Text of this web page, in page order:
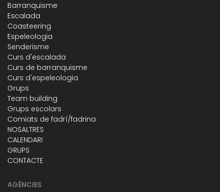
Barranquisme
Escalada
Coasteering
Espeleologia
Senderisme
Curs d'escalada
Curs de barranquisme
Curs d'espeleologia
Grups
Team building
Grups escolars
Comiats de fadrí/fadrina
NOSALTRES
CALENDARI
GRUPS
CONTACTE
AGÈNCIES